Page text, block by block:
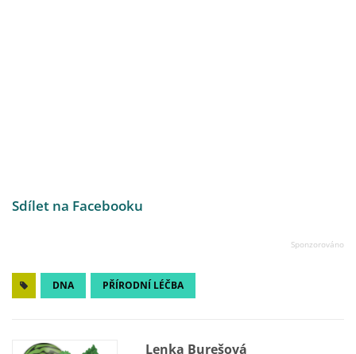
Sdílet na Facebooku
DNA PŘÍRODNÍ LÉČBA
Lenka Burešová